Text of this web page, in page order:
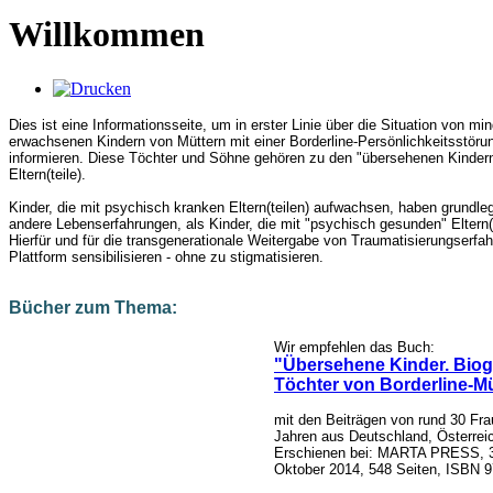
Willkommen
Dies ist eine Informationsseite, um in erster Linie über die Situation von
erwachsenen Kindern von Müttern mit einer Borderline-
informieren. Diese Töchter und Söhne gehören zu den "übersehenen
Eltern(teile).
Kinder, die mit psychisch kranken Eltern(teilen) aufwachsen, haben
andere Lebenserfahrungen, als Kinder, die mit "psychisch gesunden"
Hierfür und für die transgenerationale Weitergabe von
Plattform sensibilisieren - ohne zu stigmatisieren.
Bücher zum Thema:
Wir empfehlen das Buch:
"Übersehene Kinder.
Töchter von Borderline-
mit den Beiträgen von rund 30
Jahren aus Deutschland,
Erschienen bei: MARTA PRESS,
Oktober 2014 , 548 Seiten, ISBN